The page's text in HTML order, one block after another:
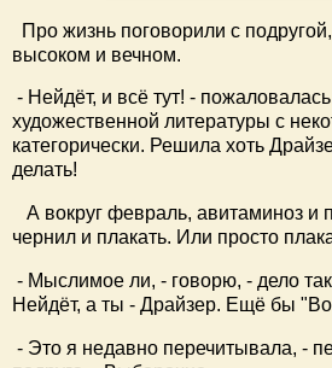
Про жизнь поговорили с
высоком и вечном.
- Нейдёт, и всё тут! -
художественной литературы с
категорически. Решила хоть
делать!
А вокруг февраль, авитаминоз и
чернил и плакать. Или просто
- Мыслимое ли, - говорю, - дело
Нейдёт, а ты - Драйзер. Ещё бы
- Это я недавно перечитывала, -